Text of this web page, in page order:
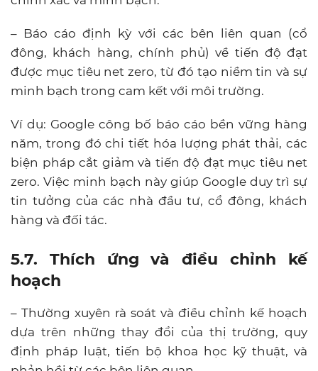
– Báo cáo định kỳ với các bên liên quan (cổ
đông, khách hàng, chính phủ) về tiến độ đạt
được mục tiêu net zero, từ đó tạo niềm tin và sự
minh bạch trong cam kết với môi trường.
Ví dụ: Google công bố báo cáo bền vững hàng
năm, trong đó chi tiết hóa lượng phát thải, các
biện pháp cắt giảm và tiến độ đạt mục tiêu net
zero. Việc minh bạch này giúp Google duy trì sự
tin tưởng của các nhà đầu tư, cổ đông, khách
hàng và đối tác.
5.7. Thích ứng và điều chỉnh kế
hoạch
– Thường xuyên rà soát và điều chỉnh kế hoạch
dựa trên những thay đổi của thị trường, quy
định pháp luật, tiến bộ khoa học kỹ thuật, và